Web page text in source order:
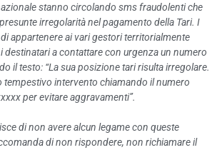
ai premi
vigilati
privato controllati
grafica
stanno circolando sms fraudolenti che
irregolarità nel pagamento della Tari. I
appartenere ai vari gestori territorialmente
a contattare con urgenza un numero
il testo: “La sua posizione tari risulta irregolare.
tempestivo intervento chiamando il numero
per evitare aggravamenti”.
di non avere alcun legame con queste
di non rispondere, non richiamare il